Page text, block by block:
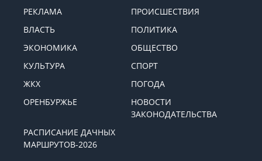
РЕКЛАМА
ПРОИСШЕСТВИЯ
ВЛАСТЬ
ПОЛИТИКА
ЭКОНОМИКА
ОБЩЕСТВО
КУЛЬТУРА
СПОРТ
ЖКХ
ПОГОДА
ОРЕНБУРЖЬЕ
НОВОСТИ
ЗАКОНОДАТЕЛЬСТВА
РАСПИСАНИЕ ДАЧНЫХ
МАРШРУТОВ-2026